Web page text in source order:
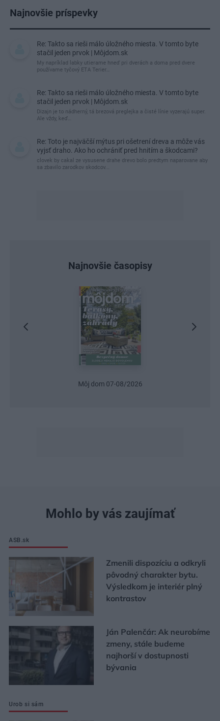
Najnovšie príspevky
Re: Takto sa rieši málo úložného miesta. V tomto byte
stačil jeden prvok | Môjdom.sk
My napríklad labky utierame hneď pri dverách a doma pred dvere
používame tyčový ETA Terier…
Re: Takto sa rieši málo úložného miesta. V tomto byte
stačil jeden prvok | Môjdom.sk
Dizajn je to nádherný, tá brezová preglejka a čisté línie vyzerajú super.
Ale vždy, keď…
Re: Toto je najväčší mýtus pri ošetrení dreva a môže vás
vyjsť draho. Ako ho ochrániť pred hnitím a škodcami?
clovek by cakal ze vysusene drahe drevo bolo predtym naparovane aby
sa zbavilo zarodkov skodcov...
Najnovšie časopisy
Môj dom 07-08/2026
Mohlo by vás zaujímať
ASB.sk
Zmenili dispozíciu a odkryli
pôvodný charakter bytu.
Výsledkom je interiér plný
kontrastov
Ján Palenčár: Ak neurobíme
zmeny, stále budeme
najhorší v dostupnosti
bývania
Urob si sám